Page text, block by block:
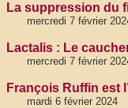
La suppression du
mercredi 7 février
Lactalis : Le
mercredi 7 février
François Ruffin est
mardi 6 février 2024